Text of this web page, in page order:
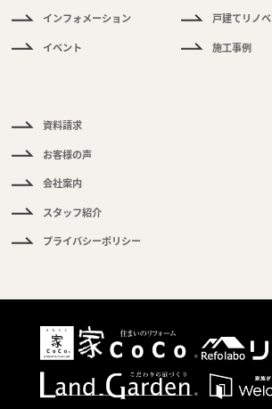
インフォメーション
イベント
戸建てリノベ
施工事例
資料請求
お客様の声
会社案内
スタッフ紹介
プライバシーポリシー